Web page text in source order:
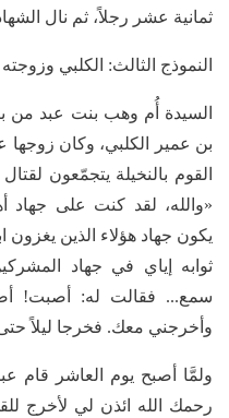
ثمانية عشر رجلاً، ثم نال
النموذج الثالث: الكلبي
السيدة أُم وهب بنت عبد من
بن عمير الكلبي، وكان زوجها
القوم بالنخيلة يتجمّعون
«والله، لقد كنت على جهاد
يكون جهاد هؤلاء الذين يغزون
ثوابه إياي في جهاد
سمع... فقالت له: أصبت!
وأخرجني معك. فخرجا ليلاً حتى
ولمَّا أصبح يوم العاشر قام
رحمك الله ائذن لي لأخرج